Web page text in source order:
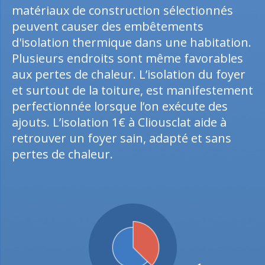
matériaux de construction sélectionnés
peuvent causer des embêtements
d'isolation thermique dans une habitation.
Plusieurs endroits sont même favorables
aux pertes de chaleur. L’isolation du foyer
et surtout de la toiture, est manifestement
perfectionnée lorsque l’on exécute des
ajouts. L’isolation 1€ à Cliousclat aide à
retrouver un foyer sain, adapté et sans
pertes de chaleur.